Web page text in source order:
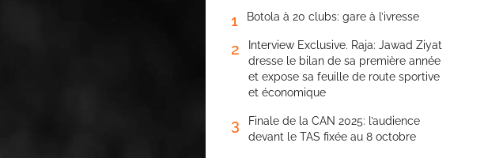
1 Botola à 20 clubs: gare à l’ivresse
2
Interview Exclusive. Raja: Jawad Ziyat
dresse le bilan de sa première année
et expose sa feuille de route sportive
et économique
3
Finale de la CAN 2025: l’audience
devant le TAS fixée au 8 octobre